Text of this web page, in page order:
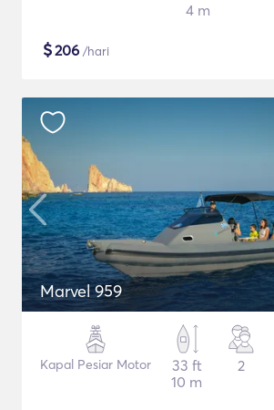
4 m
$206 /hari
Marvel 959
Kapal Pesiar Motor
33 ft
10 m
2